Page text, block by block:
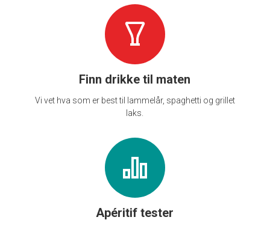
Finn drikke til maten
Vi vet hva som er best til lammelår, spaghetti og grillet
laks.
Apéritif tester